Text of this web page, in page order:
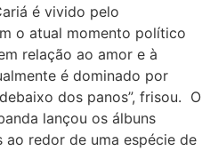
é vivido pelo
o atual momento político
relação ao amor e à
é dominado por
dos panos”, frisou. O
lançou os álbuns
redor de uma espécie de